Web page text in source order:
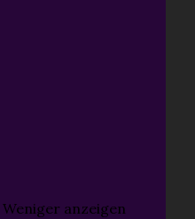
Weniger anzeigen